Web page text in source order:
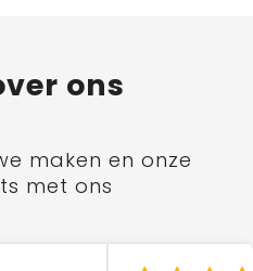
ons
maken en onze
met ons